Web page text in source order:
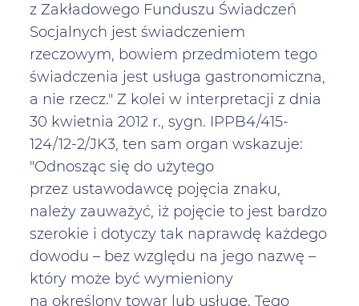
z Zakładowego Funduszu Świadczeń
Socjalnych jest świadczeniem
rzeczowym, bowiem przedmiotem tego
świadczenia jest usługa gastronomiczna,
a nie rzecz." Z kolei w interpretacji z dnia
30 kwietnia 2012 r., sygn. IPPB4/415-
124/12-2/JK3, ten sam organ wskazuje:
"Odnosząc się do użytego
przez ustawodawcę pojęcia znaku,
należy zauważyć, iż pojęcie to jest bardzo
szerokie i dotyczy tak naprawdę każdego
dowodu – bez względu na jego nazwę –
który może być wymieniony
na określony towar lub usługę. Tego